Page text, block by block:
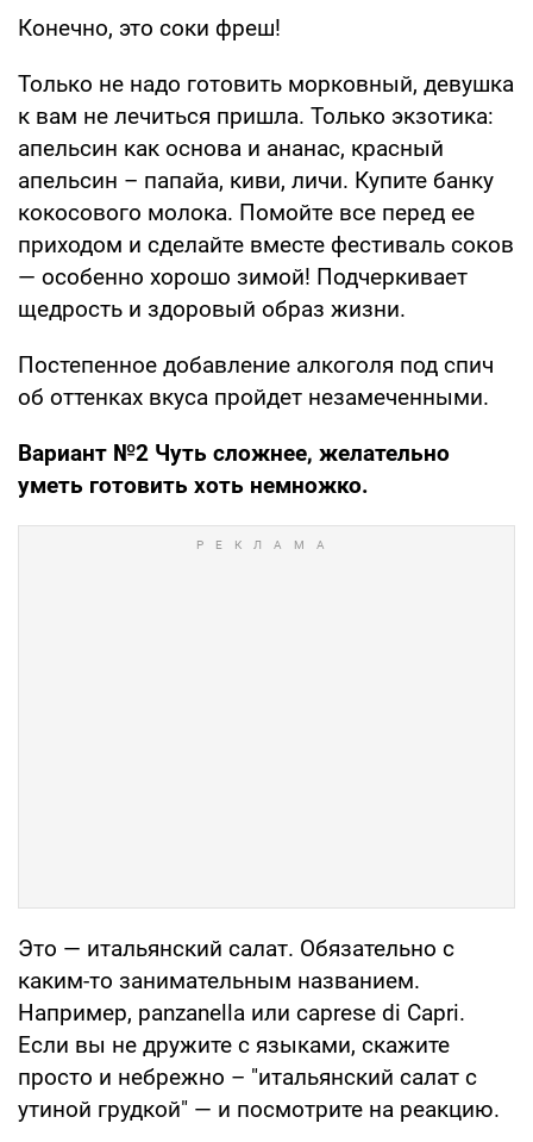
Конечно, это соки фреш!
Только не надо готовить морковный, девушка
к вам не лечиться пришла. Только экзотика:
апельсин как основа и ананас, красный
апельсин – папайа, киви, личи. Купите банку
кокосового молока. Помойте все перед ее
приходом и сделайте вместе фестиваль соков
— особенно хорошо зимой! Подчеркивает
щедрость и здоровый образ жизни.
Постепенное добавление алкоголя под спич
об оттенках вкуса пройдет незамеченными.
Вариант №2 Чуть сложнее, желательно
уметь готовить хоть немножко.
Это — итальянский салат. Обязательно с
каким-то занимательным названием.
Например, panzanella или caprese di Capri.
Если вы не дружите с языками, скажите
просто и небрежно – "итальянский салат с
утиной грудкой" — и посмотрите на реакцию.